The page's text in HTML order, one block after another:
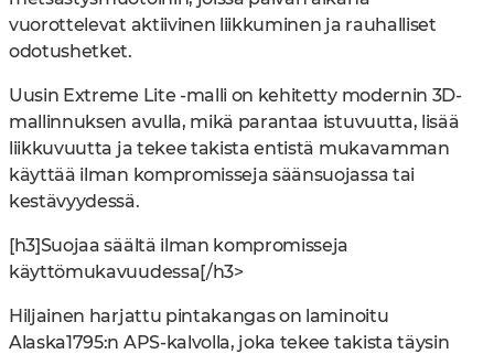
vuorottelevat aktiivinen liikkuminen ja rauhalliset
odotushetket.
Uusin Extreme Lite -malli on kehitetty modernin 3D-
mallinnuksen avulla, mikä parantaa istuvuutta, lisää
liikkuvuutta ja tekee takista entistä mukavamman
käyttää ilman kompromisseja säänsuojassa tai
kestävyydessä.
[h3]Suojaa säältä ilman kompromisseja
käyttömukavuudessa[/h3>
Hiljainen harjattu pintakangas on laminoitu
Alaska1795:n APS-kalvolla, joka tekee takista täysin